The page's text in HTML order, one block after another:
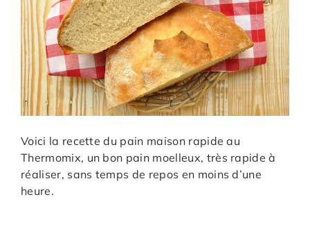
Voici la recette du pain maison rapide au
Thermomix, un bon pain moelleux, très rapide à
réaliser, sans temps de repos en moins d’une
heure.